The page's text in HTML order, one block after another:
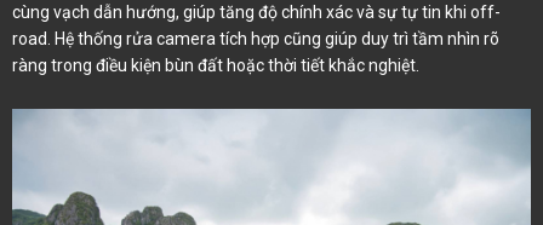
cùng vạch dẫn hướng, giúp tăng độ chính xác và sự tự tin khi off-
road. Hệ thống rửa camera tích hợp cũng giúp duy trì tầm nhìn rõ
ràng trong điều kiện bùn đất hoặc thời tiết khắc nghiệt.